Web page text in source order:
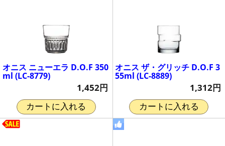
オニス ニューエラ D.O.F 350
ml (LC-8779)
1,452円
カートに入れる
オニス ザ・グリッチ D.O.F 3
55ml (LC-8889)
1,312円
カートに入れる